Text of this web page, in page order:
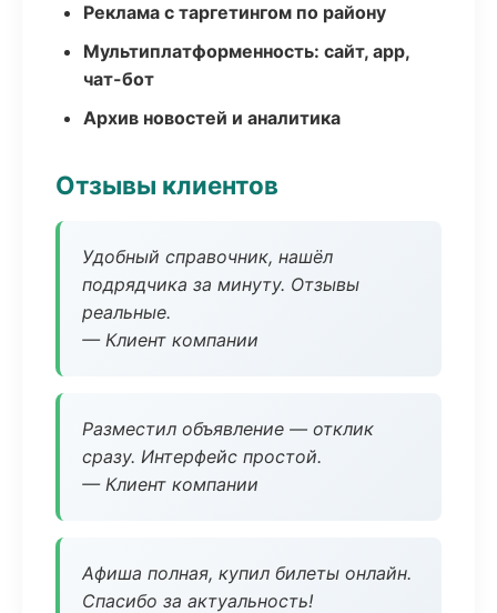
Реклама с таргетингом по району
Мультиплатформенность: сайт, app,
чат-бот
Архив новостей и аналитика
Отзывы клиентов
Удобный справочник, нашёл
подрядчика за минуту. Отзывы
реальные.
— Клиент компании
Разместил объявление — отклик
сразу. Интерфейс простой.
— Клиент компании
Афиша полная, купил билеты онлайн.
Спасибо за актуальность!